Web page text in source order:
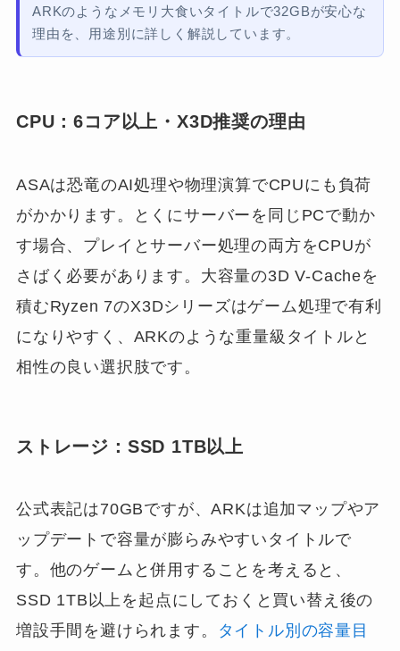
ARKのようなメモリ大食いタイトルで32GBが安心な
理由を、用途別に詳しく解説しています。
CPU：6コア以上・X3D推奨の理由
ASAは恐竜のAI処理や物理演算でCPUにも負荷
がかかります。とくにサーバーを同じPCで動か
す場合、プレイとサーバー処理の両方をCPUが
さばく必要があります。大容量の3D V-Cacheを
積むRyzen 7のX3Dシリーズはゲーム処理で有利
になりやすく、ARKのような重量級タイトルと
相性の良い選択肢です。
ストレージ：SSD 1TB以上
公式表記は70GBですが、ARKは追加マップやア
ップデートで容量が膨らみやすいタイトルで
す。他のゲームと併用することを考えると、
SSD 1TB以上を起点にしておくと買い替え後の
増設手間を避けられます。
タイトル別の容量目